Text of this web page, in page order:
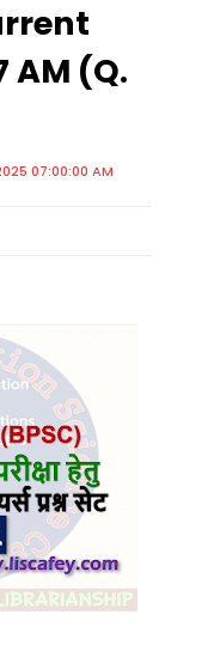
AM (Q.
07:00:00 AM